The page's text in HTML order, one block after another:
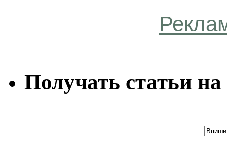
Получать статьи